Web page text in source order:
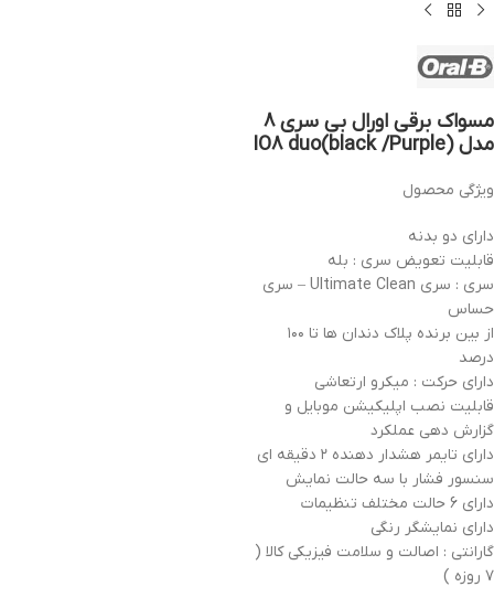
مسواک برقی اورال بی سری 8
مدل IO8 duo(black /Purple)
ویژگی محصول
دارای دو بدنه
قابلیت تعویض سری : بله
سری : سری Ultimate Clean – سری
حساس
از بین برنده پلاک دندان ها تا ۱۰۰
درصد
دارای حرکت : میکرو ارتعاشی
قابلیت نصب اپلیکیشن موبایل و
گزارش دهی عملکرد
دارای تایمر هشدار دهنده ۲ دقیقه ای
سنسور فشار با سه حالت نمایش
دارای 6 حالت مختلف تنظیمات
دارای نمایشگر رنگی
گارانتی : اصالت و سلامت فیزیکی کالا (
۷ روزه )